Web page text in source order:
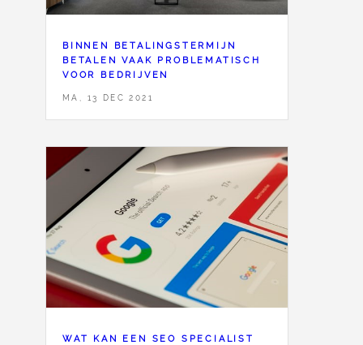
BINNEN BETALINGSTERMIJN
BETALEN VAAK PROBLEMATISCH
VOOR BEDRIJVEN
MA, 13 DEC 2021
WAT KAN EEN SEO SPECIALIST